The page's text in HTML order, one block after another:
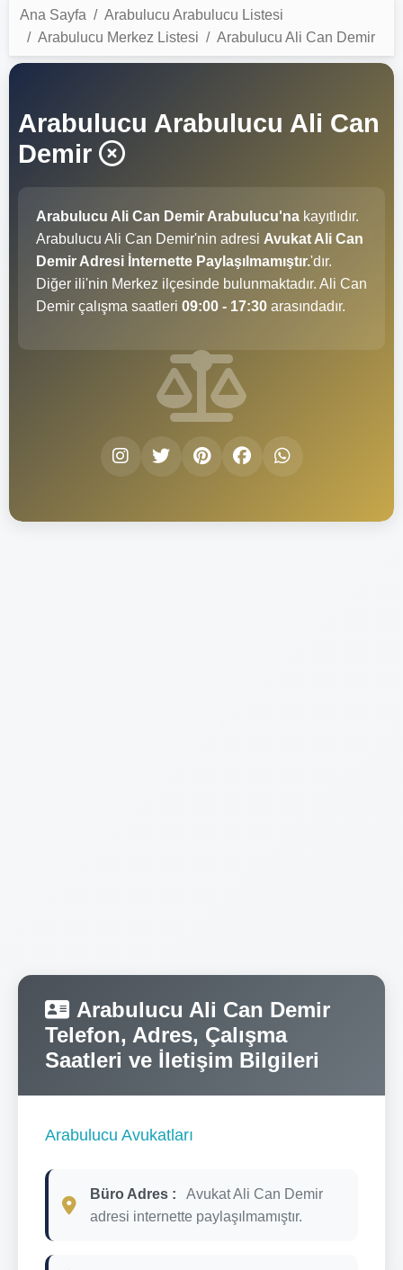
Ana Sayfa
Arabulucu Arabulucu Listesi
Arabulucu Merkez Listesi
Arabulucu Ali Can Demir
Arabulucu Arabulucu Ali Can
Demir
Arabulucu Ali Can Demir Arabulucu'na kayıtlıdır.
Arabulucu Ali Can Demir'nin adresi Avukat Ali Can
Demir Adresi İnternette Paylaşılmamıştır.'dır.
Diğer ili'nin Merkez ilçesinde bulunmaktadır. Ali Can
Demir çalışma saatleri 09:00 - 17:30 arasındadır.
Arabulucu Ali Can Demir
Telefon, Adres, Çalışma
Saatleri ve İletişim Bilgileri
Arabulucu Avukatları
Büro Adres :
Avukat Ali Can Demir
adresi internette paylaşılmamıştır.